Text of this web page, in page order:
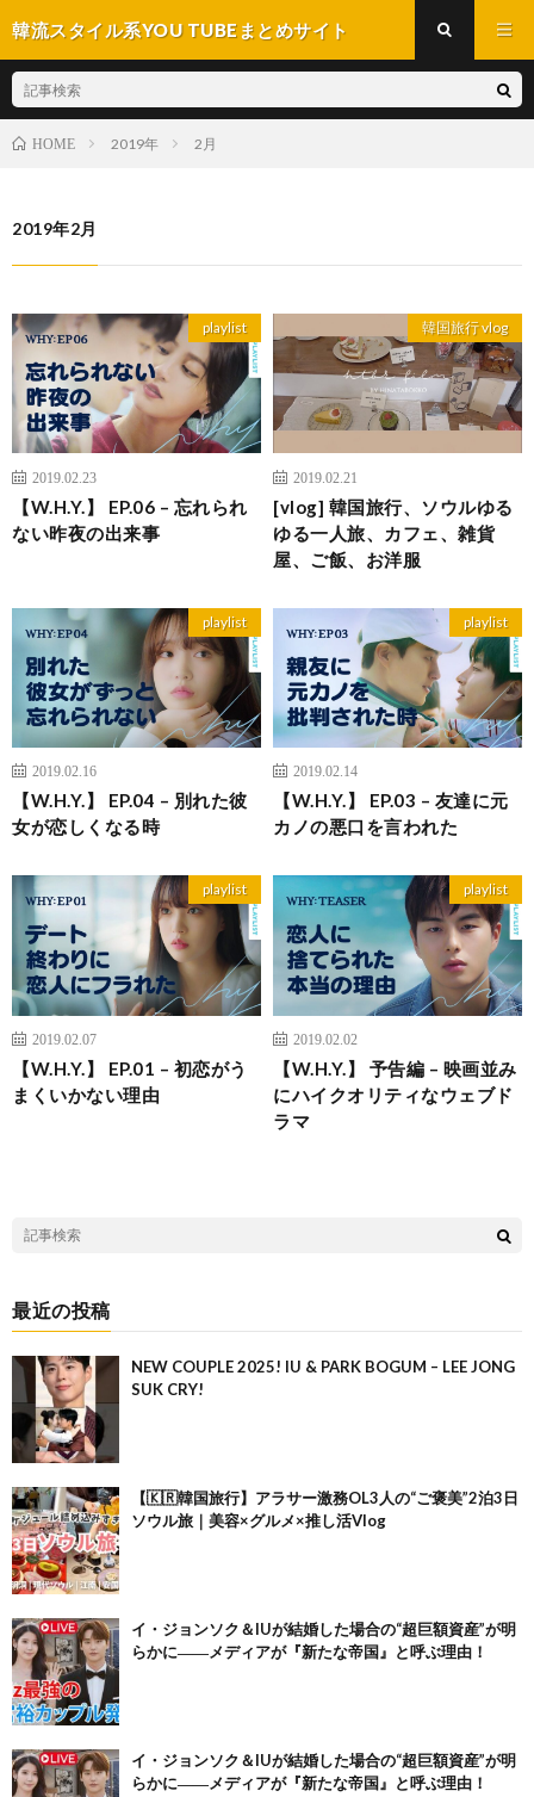
韓流スタイル系YOU TUBEまとめサイト
HOME 2019年 2月
2019年2月
playlist
2019.02.23
【W.H.Y.】 EP.06 – 忘れられ
ない昨夜の出来事
韓国旅行 vlog
2019.02.21
[vlog] 韓国旅行、ソウルゆる
ゆる一人旅、カフェ、雑貨
屋、ご飯、お洋服
playlist
2019.02.16
【W.H.Y.】 EP.04 – 別れた彼
女が恋しくなる時
playlist
2019.02.14
【W.H.Y.】 EP.03 – 友達に元
カノの悪口を言われた
playlist
2019.02.07
【W.H.Y.】 EP.01 – 初恋がう
まくいかない理由
playlist
2019.02.02
【W.H.Y.】 予告編 – 映画並み
にハイクオリティなウェブド
ラマ
最近の投稿
NEW COUPLE 2025! IU & PARK BOGUM – LEE JONG
SUK CRY!
【🇰🇷韓国旅行】アラサー激務OL3人の“ご褒美”2泊3日
ソウル旅｜美容×グルメ×推し活Vlog
イ・ジョンソク＆IUが結婚した場合の“超巨額資産”が明
らかに――メディアが『新たな帝国』と呼ぶ理由！
イ・ジョンソク＆IUが結婚した場合の“超巨額資産”が明
らかに――メディアが『新たな帝国』と呼ぶ理由！